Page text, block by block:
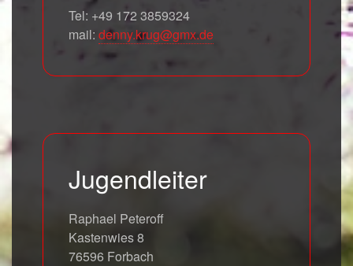
Tel: +49 172 3859324
mail: denny.krug@gmx.de
Jugendleiter
Raphael Peteroff
Kastenwies 8
76596 Forbach